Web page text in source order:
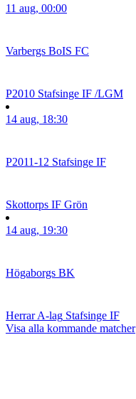
11 aug, 00:00
Varbergs BoIS FC
P2010 Stafsinge IF /LGM
14 aug, 18:30
P2011-12 Stafsinge IF
Skottorps IF Grön
14 aug, 19:30
Högaborgs BK
Herrar A-lag Stafsinge IF
Visa alla kommande matcher